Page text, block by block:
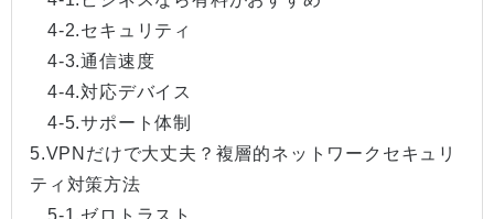
4-2.セキュリティ
4-3.通信速度
4-4.対応デバイス
4-5.サポート体制
5.VPNだけで大丈夫？複層的ネットワークセキュリ
ティ対策方法
5-1.ゼロトラスト